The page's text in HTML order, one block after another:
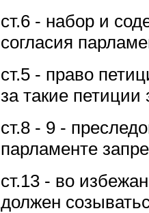
ст.6 - набор и
согласия
ст.5 - право
за такие
ст.8 - 9 -
парламенте
ст.13 - во
должен